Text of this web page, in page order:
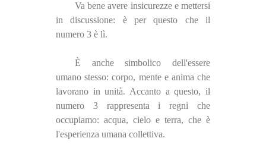
Va bene avere insicurezze e mettersi
in discussione: è per questo che il
numero 3 è lì.
È anche simbolico dell'essere
umano stesso: corpo, mente e anima che
lavorano in unità. Accanto a questo, il
numero 3 rappresenta i regni che
occupiamo: acqua, cielo e terra, che è
l'esperienza umana collettiva.